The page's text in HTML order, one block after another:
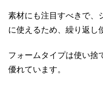
素材にも注目すべきで、
に使えるため、繰り返し
フォームタイプは使い捨
優れています。